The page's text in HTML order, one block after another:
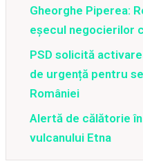
Gheorghe Piperea:
eșecul negocierilor
PSD solicită
de urgență pentru
României
Alertă de călătorie
vulcanului Etna